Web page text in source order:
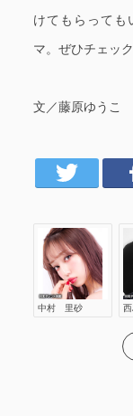
けてもらっても
マ。ぜひチェッ
文／藤原ゆうこ
Facebook LINE
中村 里砂
吉田 鋼太郎